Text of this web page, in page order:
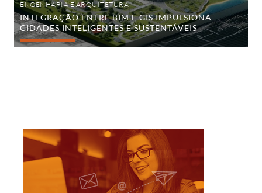
ENGENHARIA E ARQUITETURA
INTEGRAÇÃO ENTRE BIM E GIS IMPULSIONA
CIDADES INTELIGENTES E SUSTENTÁVEIS